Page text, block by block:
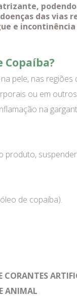
das
e
Copaíba?
pele, nas regiões
ou em
na
produto,
de copaíba).
CORANTES
ANIMAL